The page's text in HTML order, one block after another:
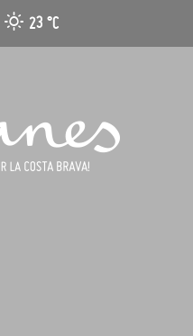
23 °C